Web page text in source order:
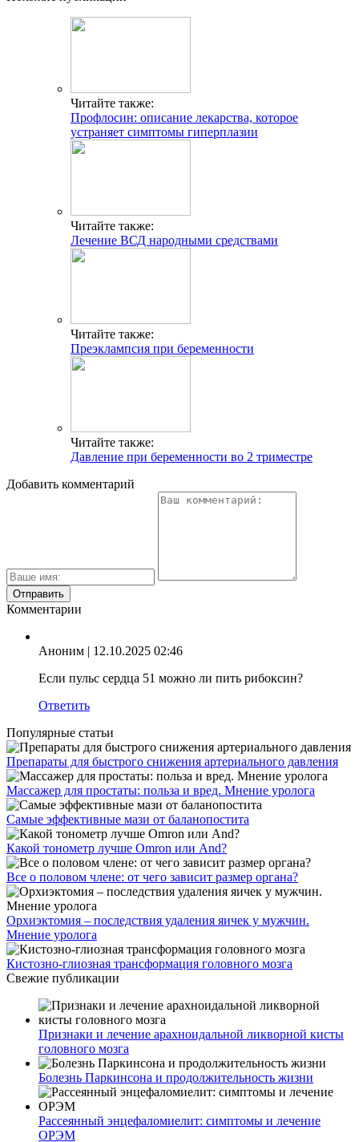
Читайте также:
Профлосин: описание лекарства, которое
устраняет симптомы гиперплазии
Читайте также:
Лечение ВСД народными средствами
Читайте также:
Преэклампсия при беременности
Читайте также:
Давление при беременности во 2 триместре
Добавить комментарий
Комментарии
Аноним | 12.10.2025 02:46
Если пульс сердца 51 можно ли пить рибоксин?
Ответить
Популярные статьи
Препараты для быстрого снижения артериального давления
Массажер для простаты: польза и вред. Мнение уролога
Самые эффективные мази от баланопостита
Какой тонометр лучше Omron или And?
Все о половом члене: от чего зависит размер органа?
Орхиэктомия – последствия удаления яичек у мужчин.
Мнение уролога
Кистозно-глиозная трансформация головного мозга
Свежие публикации
Признаки и лечение арахноидальной ликворной кисты
головного мозга
Болезнь Паркинсона и продолжительность жизни
Рассеянный энцефаломиелит: симптомы и лечение
ОРЭМ